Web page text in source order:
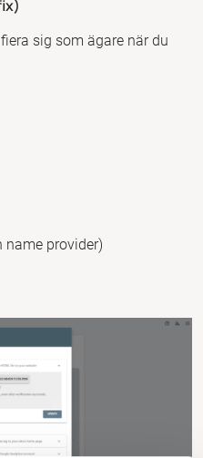
sig som ägare när du
name provider)